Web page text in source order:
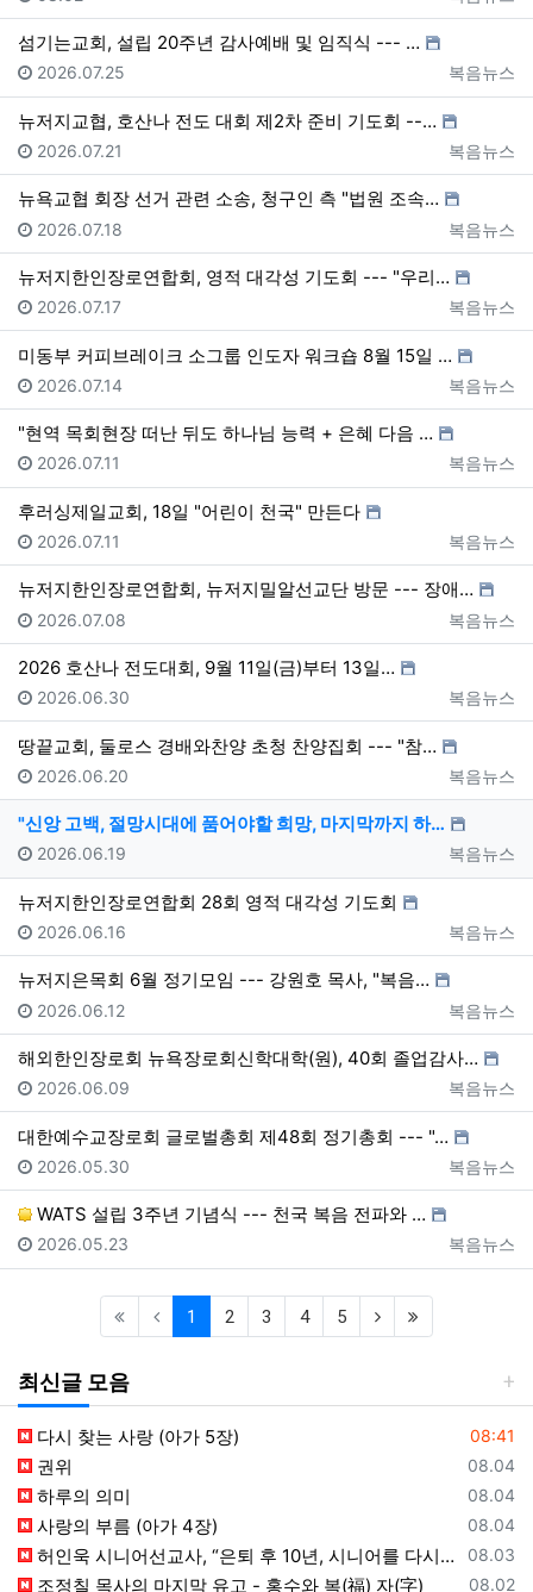
섬기는교회, 설립 20주년 감사예배 및 임직식 --- …
등록자
복음뉴스
등록일
2026.07.25
뉴저지교협, 호산나 전도 대회 제2차 준비 기도회 --…
등록자
복음뉴스
등록일
2026.07.21
뉴욕교협 회장 선거 관련 소송, 청구인 측 "법원 조속…
등록자
복음뉴스
등록일
2026.07.18
뉴저지한인장로연합회, 영적 대각성 기도회 --- "우리…
등록자
복음뉴스
등록일
2026.07.17
미동부 커피브레이크 소그룹 인도자 워크숍 8월 15일 …
등록자
복음뉴스
등록일
2026.07.14
"현역 목회현장 떠난 뒤도 하나님 능력 + 은혜 다음 …
등록자
복음뉴스
등록일
2026.07.11
후러싱제일교회, 18일 "어린이 천국" 만든다
등록자
복음뉴스
등록일
2026.07.11
뉴저지한인장로연합회, 뉴저지밀알선교단 방문 --- 장애…
등록자
복음뉴스
등록일
2026.07.08
2026 호산나 전도대회, 9월 11일(금)부터 13일…
등록자
복음뉴스
등록일
2026.06.30
땅끝교회, 둘로스 경배와찬양 초청 찬양집회 --- "참…
등록자
복음뉴스
등록일
2026.06.20
"신앙 고백, 절망시대에 품어야할 희망, 마지막까지 하…
등록자
복음뉴스
등록일
2026.06.19
뉴저지한인장로연합회 28회 영적 대각성 기도회
등록자
복음뉴스
등록일
2026.06.16
뉴저지은목회 6월 정기모임 --- 강원호 목사, "복음…
등록자
복음뉴스
등록일
2026.06.12
해외한인장로회 뉴욕장로회신학대학(원), 40회 졸업감사…
등록자
복음뉴스
등록일
2026.06.09
대한예수교장로회 글로벌총회 제48회 정기총회 --- "…
등록자
복음뉴스
등록일
2026.05.30
WATS 설립 3주년 기념식 --- 천국 복음 전파와 …
등록자
복음뉴스
등록일
2026.05.23
1 (current)
2 3 4 5 (next)
최신글 모음
등록일
08:41
다시 찾는 사랑 (아가 5장)
등록일
08.04
권위
등록일
08.04
하루의 의미
등록일
08.04
사랑의 부름 (아가 4장)
등록일
08.03
허인욱 시니어선교사, “은퇴 후 10년, 시니어를 다시 선교사로 세우는 사역에 헌신”
등록일
08.02
조정칠 목사의 마지막 유고 - 홍수와 복(福) 자(字)